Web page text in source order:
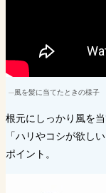
風を髪に当てたときの様子
根元にしっかり風を
「ハリやコシが欲し
ポイント。